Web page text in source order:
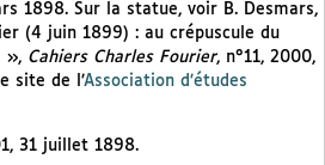
1898. Sur la statue, voir B. Desmars,
(4 juin 1899) : au crépuscule du
», Cahiers Charles Fourier, n°11, 2000,
site de l’Association d’études
31 juillet 1898.